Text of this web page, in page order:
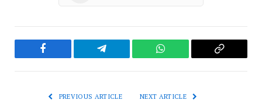
Facebook Telegram WhatsApp
Copy
PREVIOUS ARTICLE NEXT ARTICLE